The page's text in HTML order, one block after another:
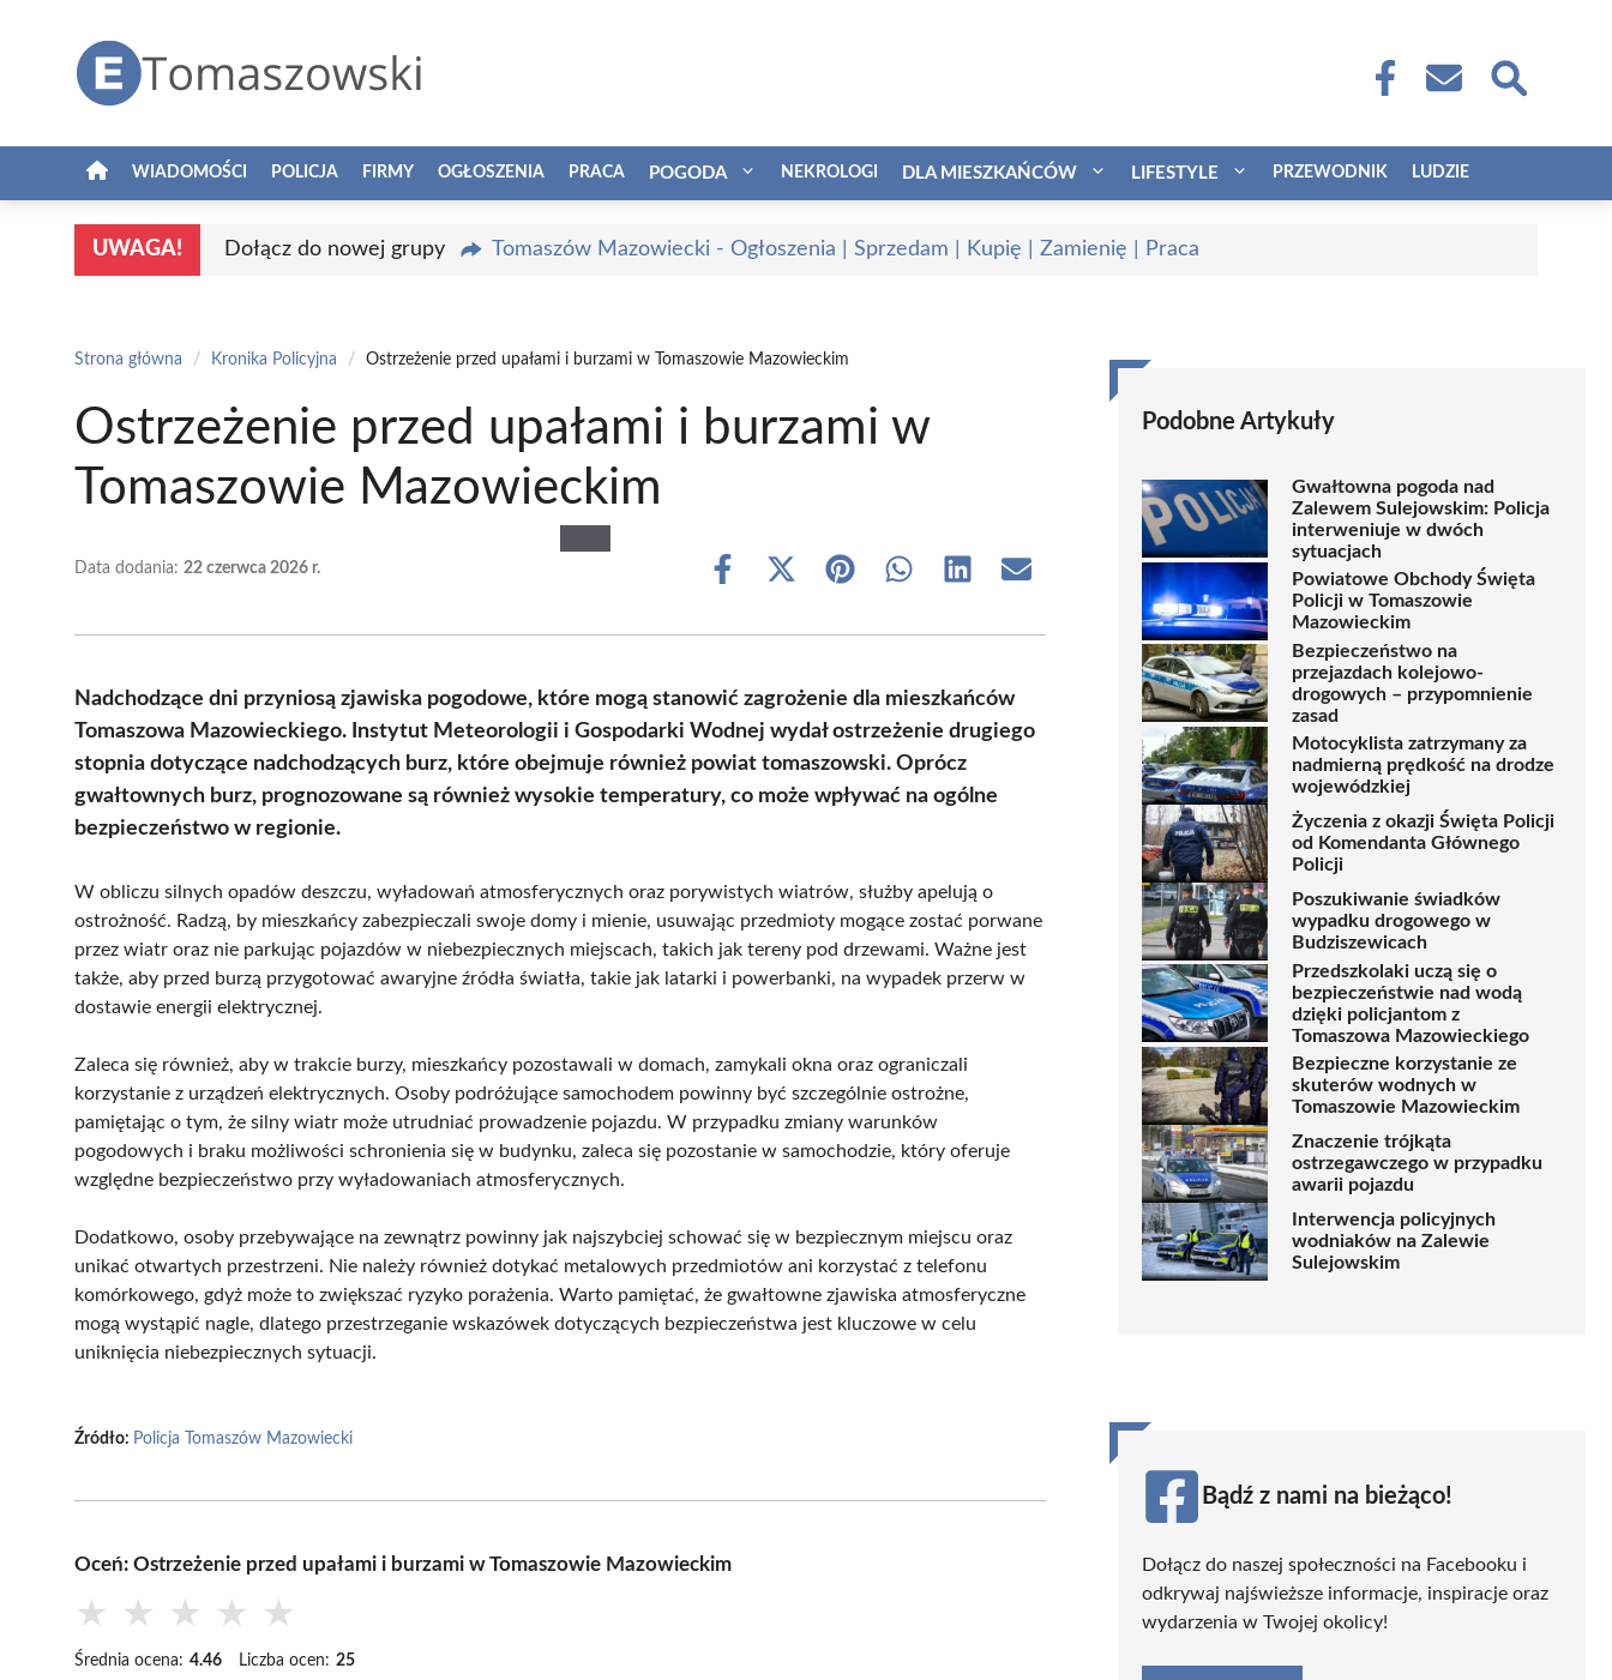
WIADOMOŚCI POLICJA FIRMY OGŁOSZENIA PRACA POGODA NEKROLOGI DLA MIESZKAŃCÓW LIFESTYLE PRZEWODNIK LUDZIE
UWAGA! Dołącz do nowej grupy Tomaszów Mazowiecki - Ogłoszenia | Sprzedam | Kupię | Zamienię | Praca
Strona główna / Kronika Policyjna / Ostrzeżenie przed upałami i burzami w Tomaszowie Mazowieckim
Ostrzeżenie przed upałami i burzami w
Tomaszowie Mazowieckim
Data dodania: 22 czerwca 2026 r.
Share
Share
(Twitter)
Share Share Share Share
Nadchodzące dni przyniosą zjawiska pogodowe, które mogą stanowić zagrożenie dla mieszkańców
Tomaszowa Mazowieckiego. Instytut Meteorologii i Gospodarki Wodnej wydał ostrzeżenie drugiego
stopnia dotyczące nadchodzących burz, które obejmuje również powiat tomaszowski. Oprócz
gwałtownych burz, prognozowane są również wysokie temperatury, co może wpływać na ogólne
bezpieczeństwo w regionie.
W obliczu silnych opadów deszczu, wyładowań atmosferycznych oraz porywistych wiatrów, służby apelują o
ostrożność. Radzą, by mieszkańcy zabezpieczali swoje domy i mienie, usuwając przedmioty mogące zostać porwane
przez wiatr oraz nie parkując pojazdów w niebezpiecznych miejscach, takich jak tereny pod drzewami. Ważne jest
także, aby przed burzą przygotować awaryjne źródła światła, takie jak latarki i powerbanki, na wypadek przerw w
dostawie energii elektrycznej.
Zaleca się również, aby w trakcie burzy, mieszkańcy pozostawali w domach, zamykali okna oraz ograniczali
korzystanie z urządzeń elektrycznych. Osoby podróżujące samochodem powinny być szczególnie ostrożne,
pamiętając o tym, że silny wiatr może utrudniać prowadzenie pojazdu. W przypadku zmiany warunków
pogodowych i braku możliwości schronienia się w budynku, zaleca się pozostanie w samochodzie, który oferuje
względne bezpieczeństwo przy wyładowaniach atmosferycznych.
Dodatkowo, osoby przebywające na zewnątrz powinny jak najszybciej schować się w bezpiecznym miejscu oraz
unikać otwartych przestrzeni. Nie należy również dotykać metalowych przedmiotów ani korzystać z telefonu
komórkowego, gdyż może to zwiększać ryzyko porażenia. Warto pamiętać, że gwałtowne zjawiska atmosferyczne
mogą wystąpić nagle, dlatego przestrzeganie wskazówek dotyczących bezpieczeństwa jest kluczowe w celu
uniknięcia niebezpiecznych sytuacji.
Źródło: Policja Tomaszów Mazowiecki
Oceń: Ostrzeżenie przed upałami i burzami w Tomaszowie Mazowieckim
★ ★ ★ ★ ★
Średnia ocena: 4.46 Liczba ocen: 25
Podobne Artykuły
Gwałtowna pogoda nad
Zalewem Sulejowskim: Policja
interweniuje w dwóch
sytuacjach
Powiatowe Obchody Święta
Policji w Tomaszowie
Mazowieckim
Bezpieczeństwo na
przejazdach kolejowo-
drogowych – przypomnienie
zasad
Motocyklista zatrzymany za
nadmierną prędkość na drodze
wojewódzkiej
Życzenia z okazji Święta Policji
od Komendanta Głównego
Policji
Poszukiwanie świadków
wypadku drogowego w
Budziszewicach
Przedszkolaki uczą się o
bezpieczeństwie nad wodą
dzięki policjantom z
Tomaszowa Mazowieckiego
Bezpieczne korzystanie ze
skuterów wodnych w
Tomaszowie Mazowieckim
Znaczenie trójkąta
ostrzegawczego w przypadku
awarii pojazdu
Interwencja policyjnych
wodniaków na Zalewie
Sulejowskim
Bądź z nami na bieżąco!
Dołącz do naszej społeczności na Facebooku i
odkrywaj najświeższe informacje, inspiracje oraz
wydarzenia w Twojej okolicy!